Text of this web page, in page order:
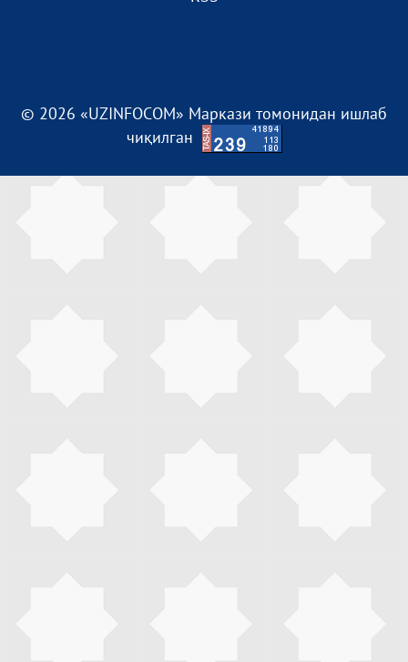
© 2026 «UZINFOCOM» Маркази томонидан ишлаб
чиқилган